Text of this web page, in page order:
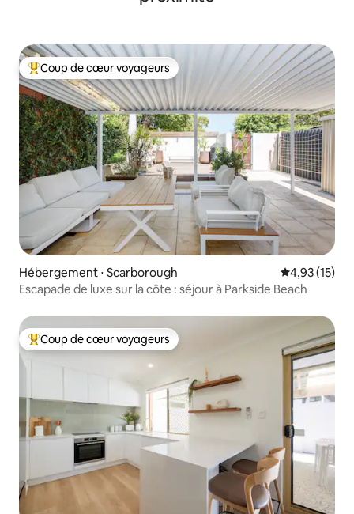
Coups de cœur voyageurs les plus appréciés
Coup de cœur voyageurs
Hébergement ⋅ Scarborough Évaluation
4,93 (15)
Escapade de luxe sur la côte : séjour à Parkside Beach
Coups de cœur voyageurs les plus appréciés
Coup de cœur voyageurs